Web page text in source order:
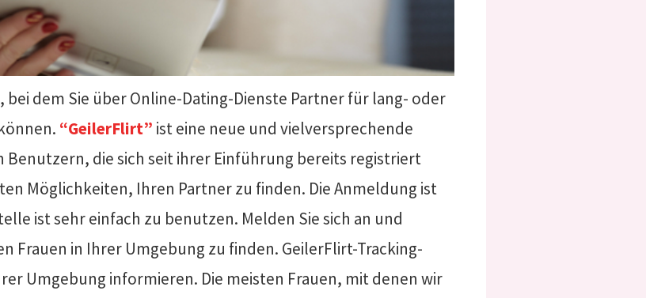
dem Sie über Online-Dating-Dienste Partner für lang- oder
“GeilerFlirt” ist eine neue und vielversprechende
Benutzern, die sich seit ihrer Einführung bereits registriert
Möglichkeiten, Ihren Partner zu finden. Die Anmeldung ist
ist sehr einfach zu benutzen. Melden Sie sich an und
Frauen in Ihrer Umgebung zu finden. GeilerFlirt-Tracking-
Umgebung informieren. Die meisten Frauen, mit denen wir